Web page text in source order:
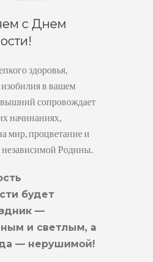
с Днем
здоровья,
в вашем
сопровождает
начинаниях,
мир, процветание и
независимой Родины.
будет
—
и светлым, а
— нерушимой!